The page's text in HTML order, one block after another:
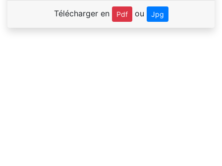
Télécharger en Pdf ou Jpg